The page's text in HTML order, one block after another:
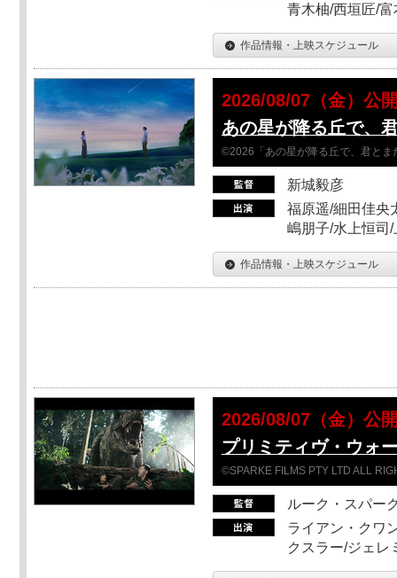
青木柚/西垣匠/
作品情報・上映スケジュール
2026/08/07（金）公
あの星が降る丘で、
©2026「あの星が降る丘で、君とま
新城毅彦
福原遥/細田佳央
嶋朋子/水上恒司
作品情報・上映スケジュール
2026/08/07（金）公
プリミティヴ・ウォ
©SPARKE FILMS PTY LTD ALL
ルーク・スパー
ライアン・クワ
クスラー/ジェレ